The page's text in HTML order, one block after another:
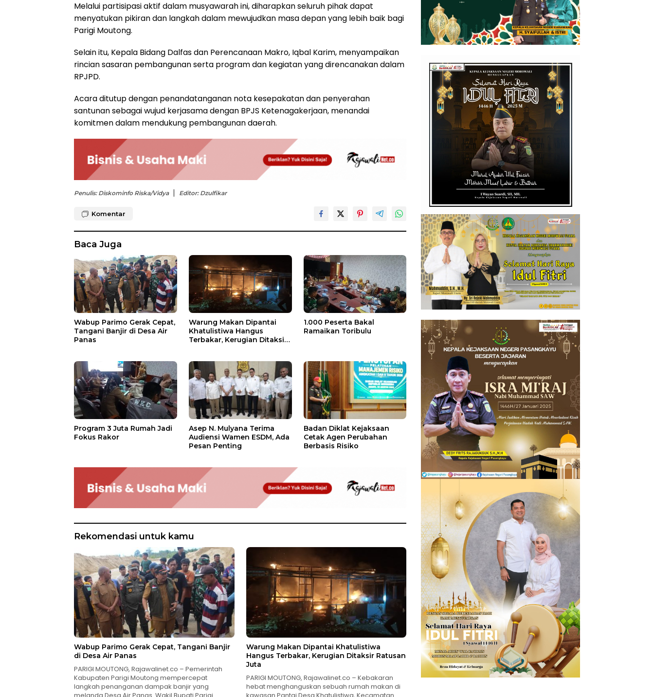
Melalui partisipasi aktif dalam musyawarah ini, diharapkan seluruh pihak dapat
menyatukan pikiran dan langkah dalam mewujudkan masa depan yang lebih baik bagi
Parigi Moutong.
Selain itu, Kepala Bidang Dalfas dan Perencanaan Makro, Iqbal Karim, menyampaikan
rincian sasaran pembangunan serta program dan kegiatan yang direncanakan dalam
RPJPD.
Acara ditutup dengan penandatanganan nota kesepakatan dan penyerahan
santunan sebagai wujud kerjasama dengan BPJS Ketenagakerjaan, menandai
komitmen dalam mendukung pembangunan daerah.
Penulis: Diskominfo Riska/Vidya Editor: Dzulfikar
Komentar
Baca Juga
Wabup Parimo Gerak Cepat,
Tangani Banjir di Desa Air
Panas
Warung Makan Dipantai
Khatulistiwa Hangus
Terbakar, Kerugian Ditaksir
1.000 Peserta Bakal
Ramaikan Toribulu
Program 3 Juta Rumah Jadi
Fokus Rakor
Asep N. Mulyana Terima
Audiensi Wamen ESDM, Ada
Pesan Penting
Badan Diklat Kejaksaan
Cetak Agen Perubahan
Berbasis Risiko
Rekomendasi untuk kamu
Wabup Parimo Gerak Cepat, Tangani Banjir
di Desa Air Panas
PARIGI MOUTONG, Rajawalinet.co – Pemerintah
Kabupaten Parigi Moutong mempercepat
langkah penanganan dampak banjir yang
melanda Desa Air Panas. Wakil Bupati Parigi
Warung Makan Dipantai Khatulistiwa
Hangus Terbakar, Kerugian Ditaksir Ratusan
Juta
PARIGI MOUTONG, Rajawalinet.co – Kebakaran
hebat menghanguskan sebuah rumah makan di
kawasan Pantai Desa Khatulistiwa, Kecamatan